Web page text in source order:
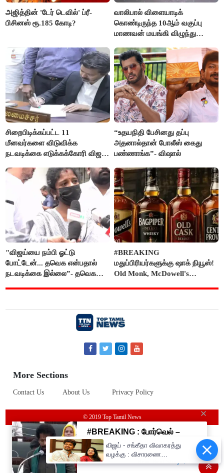
அஜித்தின் 'டேர் டெவில்' ப்ரீ-
பிசினஸ் ரூ.185 கோடி?
வாலிபால் விளையாடிக்
கொண்டிருந்த 10ஆம் வகுப்பு
மாணவன் மயங்கி விழுந்து
சிறைபிடிக்கப்பட்ட 11
மீனவர்களை விடுவிக்க
நடவடிக்கை எடுக்கக்கோரி விஜய்
“உதயநிதி பேசினது தப்பு
அதனால்தான் போலீஸ் கைது
பண்ணாங்க”- விஷால்
"விஜய்யை நம்பி ஓட்டு
போட்டேன்... தவெக என்பதால்
நடவடிக்கை இல்லை”- தவெக
#BREAKING
மதுப்பிரியர்களுக்கு ஷாக் நியூஸ்!
Old Monk, McDowell's
More Sections
Contact Us About Us Privacy Policy
© 2019 Top Tamil News
விஜய் - சங்கீதா விவாகரத்து
வழக்கு : விசாரணை
ஒத்திவைப்பு..!!